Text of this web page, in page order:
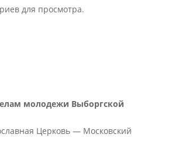
для просмотра.
молодежи Выборгской
Церковь — Московский